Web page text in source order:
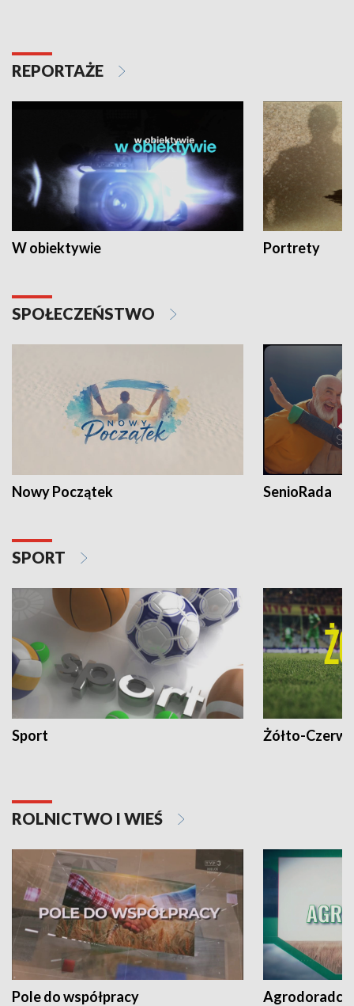
REPORTAŻE
W obiektywie Portrety
SPOŁECZEŃSTWO
Nowy Początek SenioRada
SPORT
Sport Żółto-
ROLNICTWO I WIEŚ
Pole do współpracy Agrodoradcy